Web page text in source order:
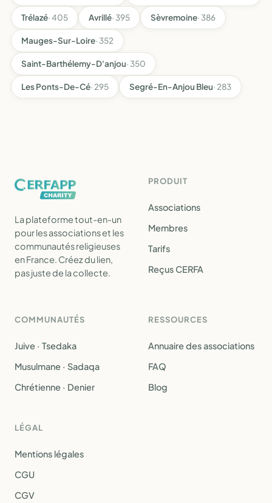
Trélazé· 405 Avrillé· 395 Sèvremoine· 386
Mauges-Sur-Loire· 352
Saint-Barthélemy-D'anjou· 350
Les Ponts-De-Cé· 295 Segré-En-Anjou Bleu· 283
La plateforme tout-en-un
pour les associations et les
communautés religieuses
en France. Créez du lien,
pas juste de la collecte.
PRODUIT
Associations
Membres
Tarifs
Reçus CERFA
COMMUNAUTÉS
Juive · Tsedaka
Musulmane · Sadaqa
Chrétienne · Denier
RESSOURCES
Annuaire des associations
FAQ
Blog
LÉGAL
Mentions légales
CGU
CGV